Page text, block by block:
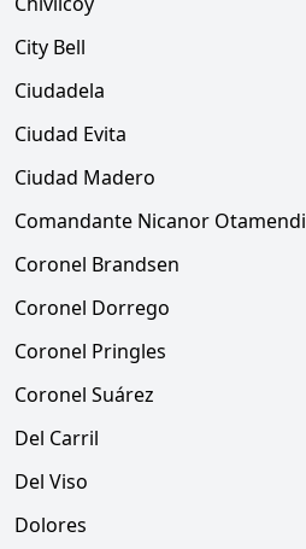
City Bell
Ciudadela
Ciudad Evita
Ciudad Madero
Comandante Nicanor Otamendi
Coronel Brandsen
Coronel Dorrego
Coronel Pringles
Coronel Suárez
Del Carril
Del Viso
Dolores